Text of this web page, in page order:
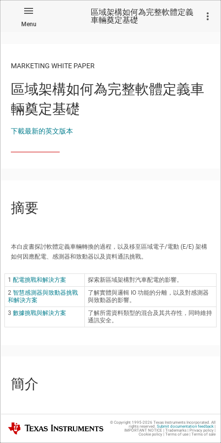
Menu
區域架構如何為完整軟體定義
車輛奠定基礎
No matches found.
MARKETING WHITE PAPER
區域架構如何為完整軟體定義車
輛奠定基礎
下載最新的英文版本
摘要
本白皮書探討軟體定義車輛轉換的過程，以及移至區域電子/電動 (E/E) 架構
如何因應配電、感測器和致動器以及資料通訊挑戰。
1 配電挑戰和解決方案
探索新區域架構對汽車配電的影響。
2 智慧感測器與致動器挑戰
和解決方案
了解實體與邏輯 IO 功能的分離，以及對感測器
與致動器的影響。
3 數據挑戰與解決方案
了解所需資料類型的混合及其共存性，同時維持
通訊安全。
簡介
在過去數十年中，電子產品在車用系統創新中扮演著關鍵角色。採用新型半
導體裝置，增強車輛機械系統的功能。
Texas Instruments © Copyright 1995-2026 Texas Instruments Incorporated. All
rights reserved. Submit documentation feedback|
IMPORTANT NOTICE | Trademarks| Privacy policy|
Cookie policy| Terms of use| Terms of sale